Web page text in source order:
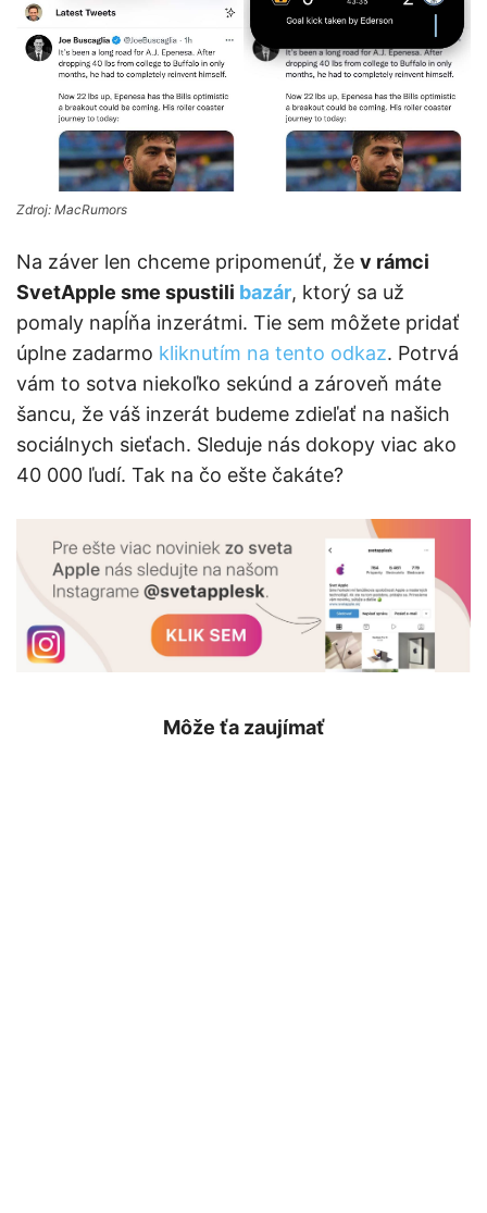
Zdroj: MacRumors
Na záver len chceme pripomenúť, že v rámci
SvetApple sme spustili bazár, ktorý sa už
pomaly napĺňa inzerátmi. Tie sem môžete pridať
úplne zadarmo kliknutím na tento odkaz. Potrvá
vám to sotva niekoľko sekúnd a zároveň máte
šancu, že váš inzerát budeme zdieľať na našich
sociálnych sieťach. Sleduje nás dokopy viac ako
40 000 ľudí. Tak na čo ešte čakáte?
Môže ťa zaujímať